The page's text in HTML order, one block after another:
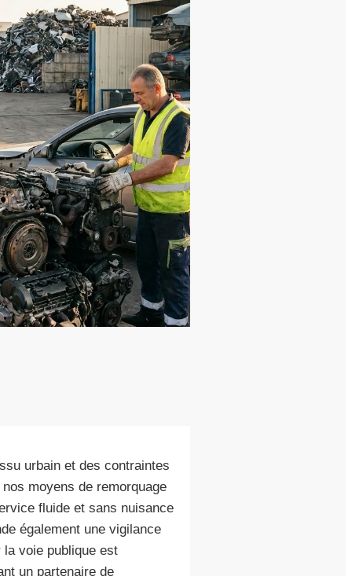
urbain et des contraintes
moyens de remorquage
fluide et sans nuisance
également une vigilance
voie publique est
un partenaire de